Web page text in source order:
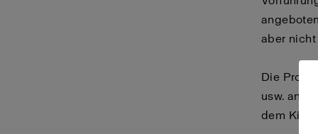
aber nicht
Die
usw.
dem Kit